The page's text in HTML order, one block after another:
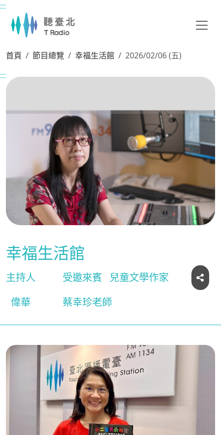
主要內容區塊
:::
首頁 節目總覽 幸福生活館
2026/02/06 (五)
:::
幸福生活館
主持人
偉華
受邀來賓
兒童文學作家
蔡幸珍老師